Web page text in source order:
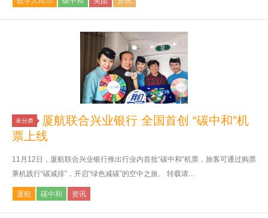
未分类
厦航联合兴业银行 全国首创 “碳中和”机
票上线
11月12日，厦航联合兴业银行推出行业内首批“碳中和”机票，旅客可通过购票
乘机践行“碳减排”，开启“绿色减碳”的空中之旅。 转载请...
厦航 碳中和 资讯